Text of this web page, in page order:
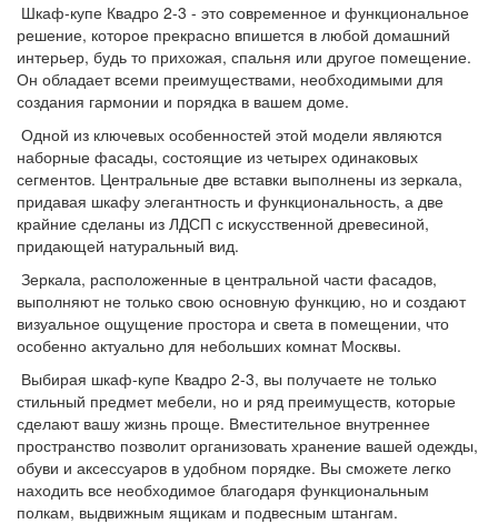
Шкаф-купе Квадро 2-3 - это современное и функциональное
решение, которое прекрасно впишется в любой домашний
интерьер, будь то прихожая, спальня или другое помещение.
Он обладает всеми преимуществами, необходимыми для
создания гармонии и порядка в вашем доме.
Одной из ключевых особенностей этой модели являются
наборные фасады, состоящие из четырех одинаковых
сегментов. Центральные две вставки выполнены из зеркала,
придавая шкафу элегантность и функциональность, а две
крайние сделаны из ЛДСП с искусственной древесиной,
придающей натуральный вид.
Зеркала, расположенные в центральной части фасадов,
выполняют не только свою основную функцию, но и создают
визуальное ощущение простора и света в помещении, что
особенно актуально для небольших комнат Москвы.
Выбирая шкаф-купе Квадро 2-3, вы получаете не только
стильный предмет мебели, но и ряд преимуществ, которые
сделают вашу жизнь проще. Вместительное внутреннее
пространство позволит организовать хранение вашей одежды,
обуви и аксессуаров в удобном порядке. Вы сможете легко
находить все необходимое благодаря функциональным
полкам, выдвижным ящикам и подвесным штангам.